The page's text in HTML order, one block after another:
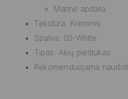
Matinė apdaila
Tekstūra: Kreminis
Spalva: 05-White
Tipas: Akių pieštukas
Rekomenduojama